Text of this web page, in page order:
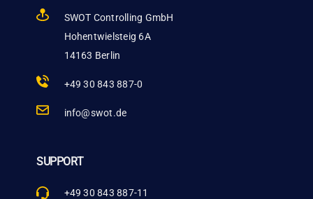
SWOT Controlling GmbH
Hohentwielsteig 6A
14163 Berlin
+49 30 843 887-0
info@swot.de
SUPPORT
+49 30 843 887-11